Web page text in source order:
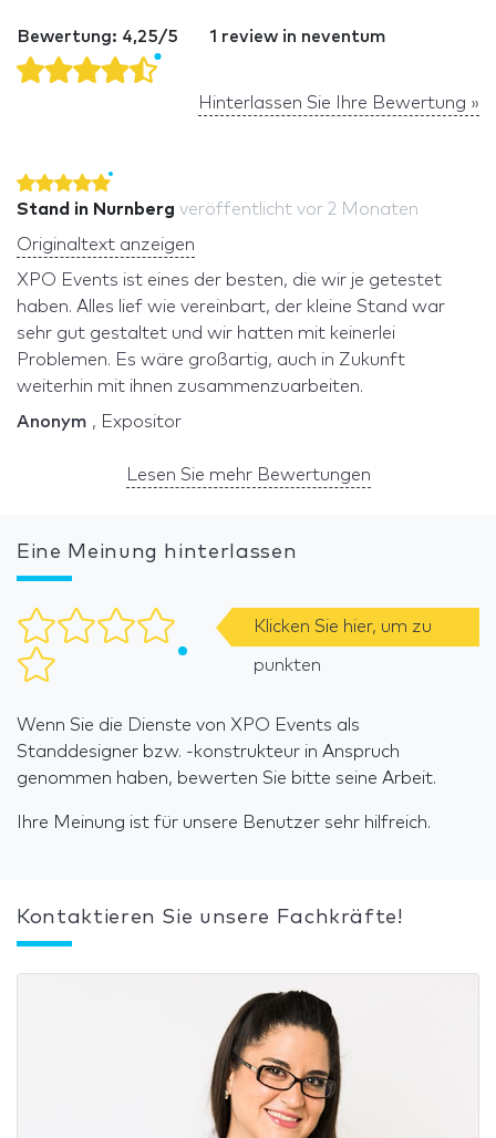
Bewertung: 4,25/5 1 review in neventum
Hinterlassen Sie Ihre Bewertung »
Stand in Nurnberg veröffentlicht vor 2 Monaten
Originaltext anzeigen
XPO Events ist eines der besten, die wir je getestet
haben. Alles lief wie vereinbart, der kleine Stand war
sehr gut gestaltet und wir hatten mit keinerlei
Problemen. Es wäre großartig, auch in Zukunft
weiterhin mit ihnen zusammenzuarbeiten.
Anonym , Expositor
Lesen Sie mehr Bewertungen
Eine Meinung hinterlassen
Klicken Sie hier, um zu
punkten
Wenn Sie die Dienste von XPO Events als
Standdesigner bzw. -konstrukteur in Anspruch
genommen haben, bewerten Sie bitte seine Arbeit.
Ihre Meinung ist für unsere Benutzer sehr hilfreich.
Kontaktieren Sie unsere Fachkräfte!